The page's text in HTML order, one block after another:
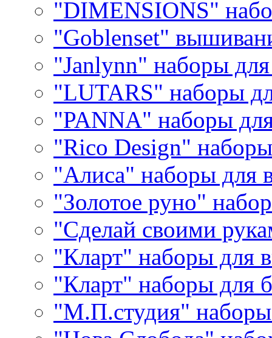
"DIMENSIONS"
"Goblenset"
"Janlynn" наборы
"LUTARS" наборы
"PANNA" наборы
"Rico Design"
"Алиса" наборы для
"Золотое руно"
"Сделай своими
"Кларт" наборы для
"Кларт" наборы для
"М.П.студия"